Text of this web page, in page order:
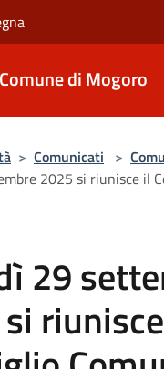
Comune di Mogoro
> Comunicati >
2025 si riunisce il
29